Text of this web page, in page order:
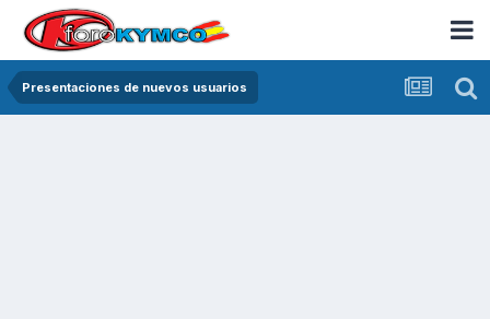
Presentaciones de nuevos usuarios